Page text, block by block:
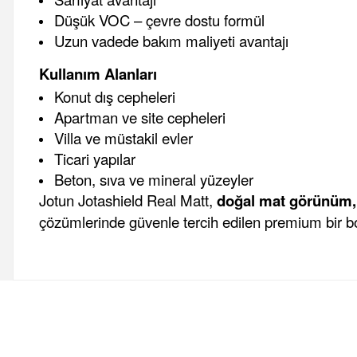
Düşük VOC – çevre dostu formül
Uzun vadede bakım maliyeti avantajı
Kullanım Alanları
Konut dış cepheleri
Apartman ve site cepheleri
Villa ve müstakil evler
Ticari yapılar
Beton, sıva ve mineral yüzeyler
Jotun Jotashield Real Matt, doğal mat
çözümlerinde güvenle tercih edilen premium bir